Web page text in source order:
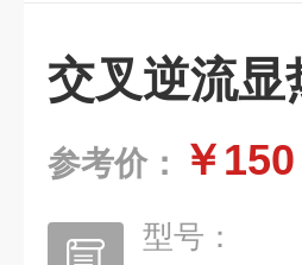
交叉逆流显
参考价： ￥150
型号：